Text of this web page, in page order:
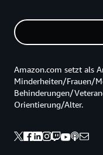
Amazon.com setzt als
Minderheiten/Frauen/
Behinderungen/
Orientierung/Alter.